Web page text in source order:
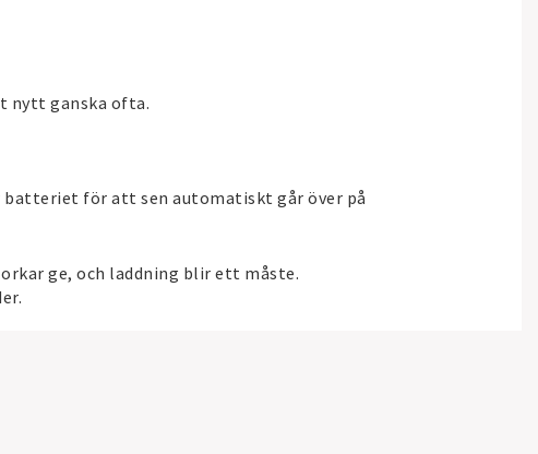
nytt ganska ofta.
batteriet för att sen automatiskt går över på
ge, och laddning blir ett måste.